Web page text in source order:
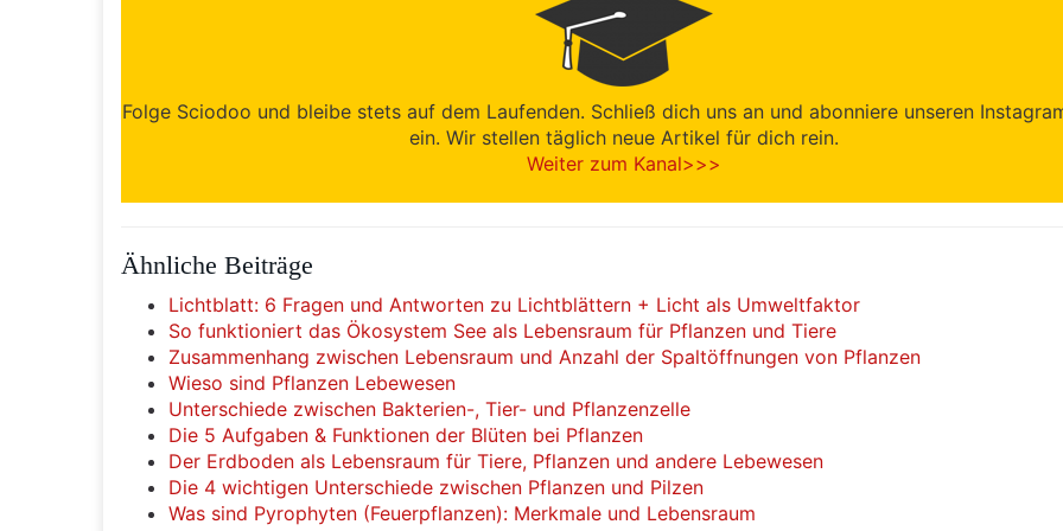
Folge Sciodoo und bleibe stets auf dem Laufenden. Schließ dich uns an und abonniere unseren
ein. Wir stellen täglich neue Artikel für dich rein.
Weiter zum Kanal>>>
Ähnliche Beiträge
Lichtblatt: 6 Fragen und Antworten zu Lichtblättern + Licht als Umweltfaktor
So funktioniert das Ökosystem See als Lebensraum für Pflanzen und Tiere
Zusammenhang zwischen Lebensraum und Anzahl der Spaltöffnungen von Pflanzen
Wieso sind Pflanzen Lebewesen
Unterschiede zwischen Bakterien-, Tier- und Pflanzenzelle
Die 5 Aufgaben & Funktionen der Blüten bei Pflanzen
Der Erdboden als Lebensraum für Tiere, Pflanzen und andere Lebewesen
Die 4 wichtigen Unterschiede zwischen Pflanzen und Pilzen
Was sind Pyrophyten (Feuerpflanzen): Merkmale und Lebensraum